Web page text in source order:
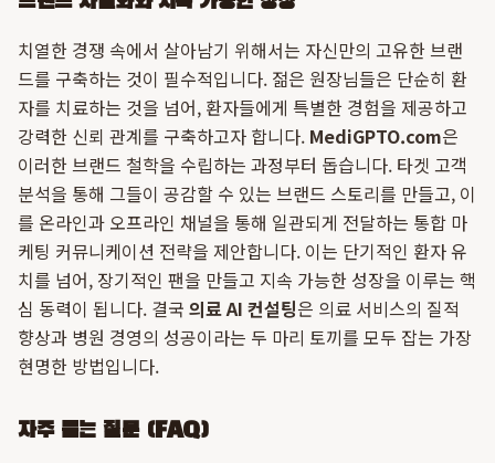
치열한 경쟁 속에서 살아남기 위해서는 자신만의 고유한 브랜
드를 구축하는 것이 필수적입니다. 젊은 원장님들은 단순히 환
자를 치료하는 것을 넘어, 환자들에게 특별한 경험을 제공하고
강력한 신뢰 관계를 구축하고자 합니다. MediGPTO.com은
이러한 브랜드 철학을 수립하는 과정부터 돕습니다. 타겟 고객
분석을 통해 그들이 공감할 수 있는 브랜드 스토리를 만들고, 이
를 온라인과 오프라인 채널을 통해 일관되게 전달하는 통합 마
케팅 커뮤니케이션 전략을 제안합니다. 이는 단기적인 환자 유
치를 넘어, 장기적인 팬을 만들고 지속 가능한 성장을 이루는 핵
심 동력이 됩니다. 결국 의료 AI 컨설팅은 의료 서비스의 질적
향상과 병원 경영의 성공이라는 두 마리 토끼를 모두 잡는 가장
현명한 방법입니다.
자주 묻는 질문 (FAQ)